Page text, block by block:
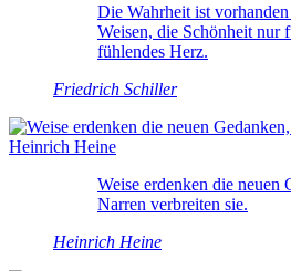
Die Wahrheit ist
Weisen, die Schönheit nur
fühlendes Herz.
Friedrich Schiller
Weise erdenken die neuen
Narren verbreiten sie.
Heinrich Heine